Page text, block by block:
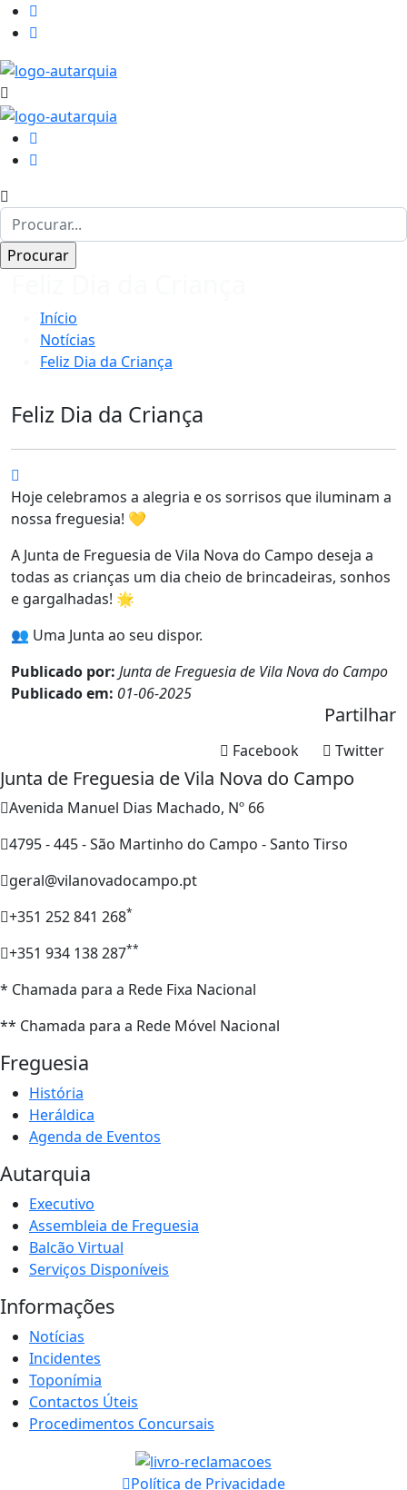
Início
Notícias
Feliz Dia da Criança
Feliz Dia da Criança
Hoje celebramos a alegria e os sorrisos que iluminam a
nossa freguesia! 💛
A Junta de Freguesia de Vila Nova do Campo deseja a
todas as crianças um dia cheio de brincadeiras, sonhos
e gargalhadas! 🌟
👥 Uma Junta ao seu dispor.
Publicado por: Junta de Freguesia de Vila Nova do Campo
Publicado em: 01-06-2025
Partilhar
Twitter
Facebook
Junta de Freguesia de Vila Nova do Campo
Avenida Manuel Dias Machado, Nº 66
4795 - 445 - São Martinho do Campo - Santo Tirso
geral@vilanovadocampo.pt
+351 252 841 268*
+351 934 138 287**
* Chamada para a Rede Fixa Nacional
** Chamada para a Rede Móvel Nacional
Freguesia
História
Heráldica
Agenda de Eventos
Autarquia
Executivo
Assembleia de Freguesia
Balcão Virtual
Serviços Disponíveis
Informações
Notícias
Incidentes
Toponímia
Contactos Úteis
Procedimentos Concursais
Política de Privacidade